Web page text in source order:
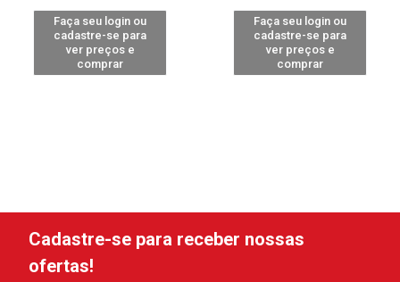
Faça seu login ou
cadastre-se para
ver preços e
comprar
Faça seu login ou
cadastre-se para
ver preços e
comprar
Cadastre-se para receber nossas
ofertas!